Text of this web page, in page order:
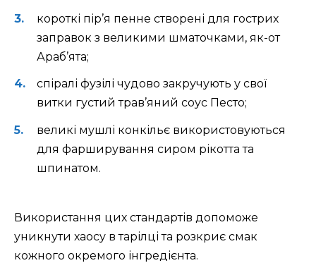
короткі пір’я пенне створені для гострих
заправок з великими шматочками, як-от
Араб’ята;
спіралі фузілі чудово закручують у свої
витки густий трав’яний соус Песто;
великі мушлі конкільє використовуються
для фарширування сиром рікотта та
шпинатом.
Використання цих стандартів допоможе
уникнути хаосу в тарілці та розкриє смак
кожного окремого інгредієнта.